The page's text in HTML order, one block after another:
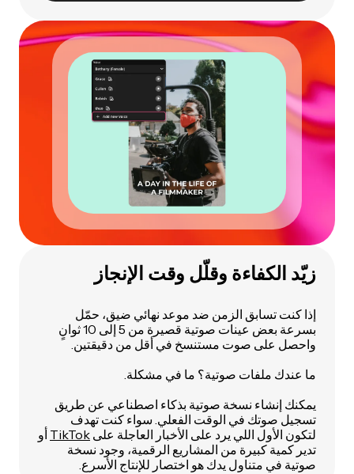
زيّد الكفاءة وقلّل وقت الإنجاز
إذا كنت تسابق الزمن ضد موعد نهائي ضيق، حمّل
بسرعة بعض عينات صوتية قصيرة من 5 إلى 10 ثوانٍ
واحصل على صوت مستنسخ في أقل من دقيقتين.
ما عندك ملفات صوتية؟ ما في مشكلة.
يمكنك إنشاء نسخة صوتية بذكاء اصطناعي عن طريق
تسجيل صوتك في الوقت الفعلي. سواء كنت تهدف
لتكون الأول اللي يرد على الأخبار العاجلة على TikTok أو
تدير كمية كبيرة من المشاريع الرقمية، وجود نسخة
صوتية في متناول يدك هو اختصار للإنتاج الأسرع.